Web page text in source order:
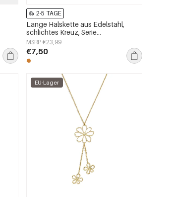
2-5 TAGE
Lange Halskette aus Edelstahl,
schlichtes Kreuz, Serie
„Alltagsschmuck“, Damenschmuck
MSRP €23,99
€7,50
EU-Lager